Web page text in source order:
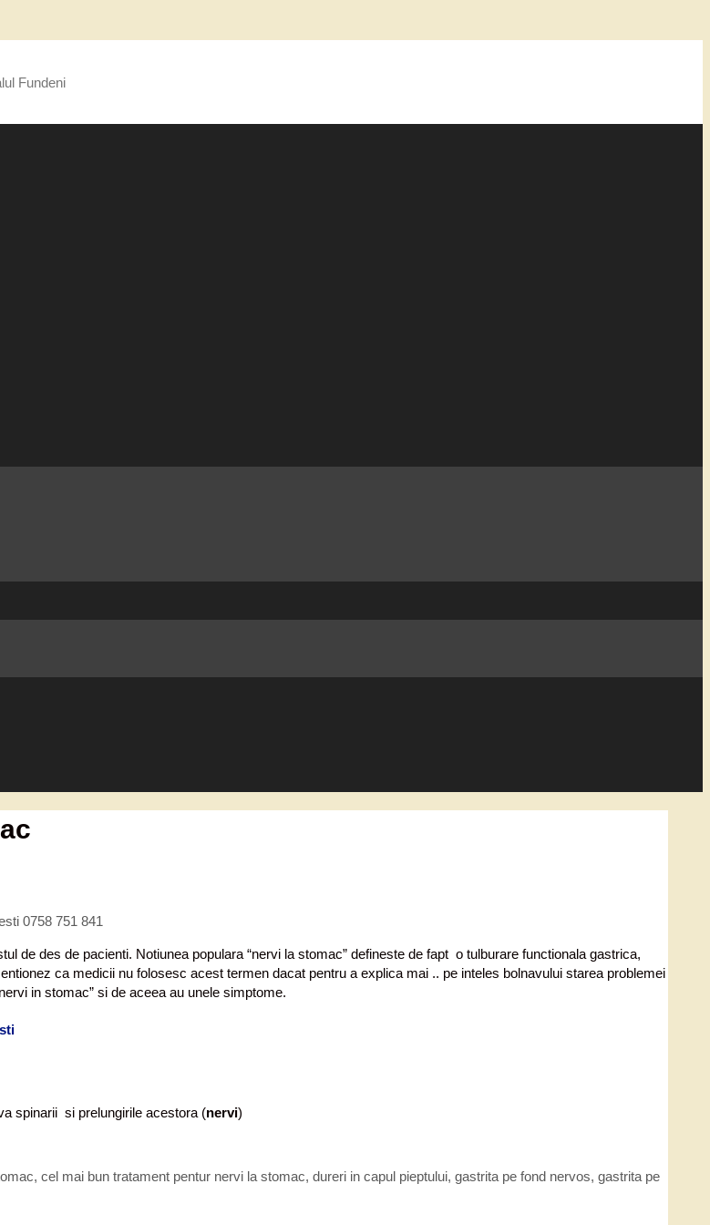
Fundeni
0758 751 841
de des de pacienti. Notiunea populara “nervi la stomac” defineste de fapt o tulburare functionala gastrica,
ca medicii nu folosesc acest termen dacat pentru a explica mai .. pe inteles bolnavului starea problemei
in stomac” si de aceea au unele simptome.
spinarii si prelungirile acestora (nervi)
, cel mai bun tratament pentur nervi la stomac, dureri in capul pieptului, gastrita pe fond nervos, gastrita pe